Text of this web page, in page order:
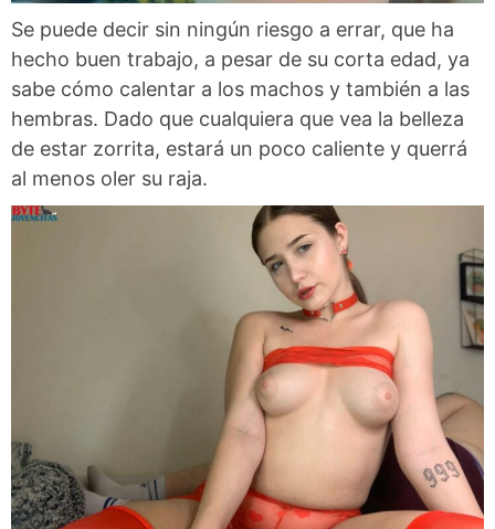
Se puede decir sin ningún riesgo a errar, que ha
hecho buen trabajo, a pesar de su corta edad, ya
sabe cómo calentar a los machos y también a las
hembras. Dado que cualquiera que vea la belleza
de estar zorrita, estará un poco caliente y querrá
al menos oler su raja.